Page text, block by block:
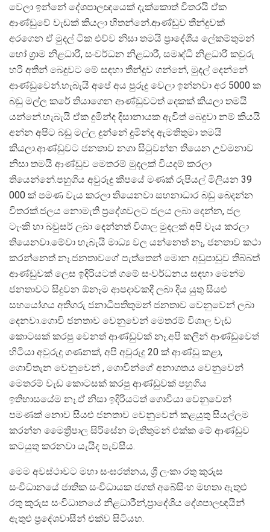
වෙලා ඉන්නේ දේශපාලඥයෙක් දැක්කොත් විතරයි ඒක
ආණ්ඩුවේ වැඩක් කියලා හිතන්නේ.ආණ්ඩුව තීන්දුවක්
අරගෙන ඒ මුදල් ටික එව්ව නිසා තමයි ප්‍රාදේශීය ලේකම්තුමන්
හෝ ග්‍රාම නිළධාරී, සංවර්ධන නිළධාරී, සමෘද්ධි නිළධාරී කවුරු
හරි අතින් බෙදුවට මේ සඳහා තීන්දුව ගන්නේ, මුදල් දෙන්නේ
ආණ්ඩුවෙන්.හැබැයි අපේ අය පුරුදු වෙලා ඉන්නවා අර 5000 ක
බඩු මල්ල කරේ තියාගෙන ආණ්ඩුවටත් දෙකක් කියලා තමයි
යන්නේ.හැබැයි ඒක දුමින්ද දිසානායක ඇවිත් බෙදුවා නම් කියයි
අන්න අපිට බඩු මල්ල දුන්නේ දුමින්ද ඇමතිතුමා තමයි
කියලා.ආණ්ඩුවට ජනතාව නගා සිටුවන්න තියෙන උවමනාව
නිසා තමයි ආණ්ඩුව මෙතරම් මුදලක් වියදම් කරලා
තියෙන්නේ.පහුගිය අවුරුදු කීපයේ මණක් රුපියල් මිලියන 39
000 ක් පමණ වැය කරලා තියෙනවා සහනාධාර බඩු බෙදන්න
විතරක්.ජලය නොමැති ප්‍රදේශවලට ජලය ලබා දෙන්න, ජල
ටැංකි හා බවුසර් ලබා දෙන්නත් විශාල මුදලක් අපි වැය කරලා
තියෙනවා.මේවා හැබැයි මාධ්‍ය වල යන්නෙත් නෑ, ජනතාව කථා
කරන්නෙත් නෑ.ජනතාවගේ පැත්තෙන් මොන අඩුපාඩුව තිබ්බත්
ආණ්ඩුවක් ලෙස ඉදිරියටත් ගමේ සංවර්ධනය සඳහා මෙන්ම
ජනතාවට සිදුවන ඕනෑම ආපදාවකදී ලබා දිය යුතු සියළු
සහයෝගය අතිගරු ජනාධිපතිතුමන් ජනතාව වෙනුවෙන් ලබා
දෙනවා.ගොවි ජනතාව වෙනුවෙන් මෙතරම් විශාල වැඩ
කොටසක් කරපු වෙනත් ආණ්ඩුවක් නෑ.අපි කලින් ආණ්ඩුවෙත්
හිටියා අවුරුදු ගණනක්, අපි අවුරුදු 20 ක් ආණ්ඩු කළා,
ගොවිතැන වෙනුවෙන් , ගොවීන්ගේ අනාගතය වෙනුවෙන්
මෙතරම් වැඩ කොටසක් කරපු ආණ්ඩුවක් පහුගිය
ඉතිහාසයේම නෑ.ඒ නිසා ඉදිරියටත් ගොවියා වෙනුවෙන්
පමණක් නොව සියළු ජනතාව වෙනුවෙන් කළයුතු සියල්ලම
කරන්න මෛත්‍රීපාල සිරිසේන මැතිතුමන් එක්ක මේ ආණ්ඩුව
කටයුතු කරනවා යැයිද පැවසීය.
මෙම අවස්ථාවට මහා සංඝරත්නය, ශ්‍රී ලංකා රතු කුරුස
සංවිධානයේ ජාතික සංවිධායක ජගත් අබේසිංහ මහතා ඇතුළු
රතු කුරුස සංවිධානයේ නිළධාරීන්,ප්‍රාදේශිය දේශපාලඥයින්
ඇතුළු ප්‍රදේශවාසීන් එක්ව සිටියහ.